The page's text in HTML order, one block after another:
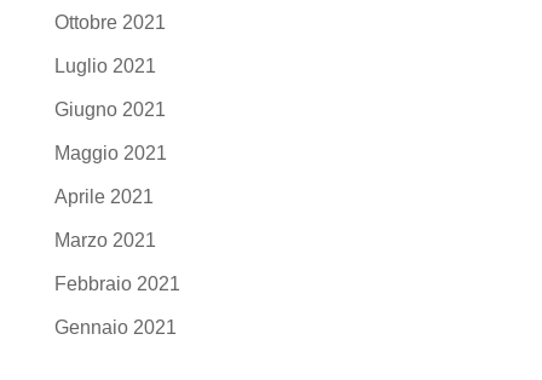
Ottobre 2021
Luglio 2021
Giugno 2021
Maggio 2021
Aprile 2021
Marzo 2021
Febbraio 2021
Gennaio 2021